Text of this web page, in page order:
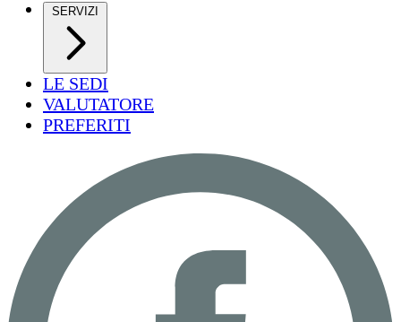
LE SEDI
VALUTATORE
PREFERITI